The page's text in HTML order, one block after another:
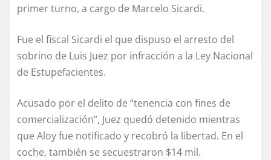
primer turno, a cargo de Marcelo Sicardi.
Fue el fiscal Sicardi el que dispuso el arresto del
sobrino de Luis Juez por infracción a la Ley Nacional
de Estupefacientes.
Acusado por el delito de “tenencia con fines de
comercialización”, Juez quedó detenido mientras
que Aloy fue notificado y recobró la libertad. En el
coche, también se secuestraron $14 mil.